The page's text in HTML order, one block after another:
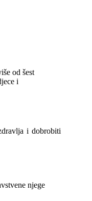
od šest
i
i dobrobiti
njege